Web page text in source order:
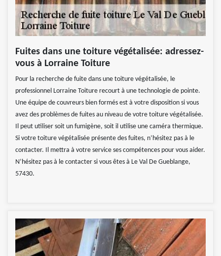
Fuites dans une toiture végétalisée: adressez-
vous à Lorraine Toiture
Pour la recherche de fuite dans une toiture végétalisée, le
professionnel Lorraine Toiture recourt à une technologie de pointe.
Une équipe de couvreurs bien formés est à votre disposition si vous
avez des problèmes de fuites au niveau de votre toiture végétalisée.
Il peut utiliser soit un fumigène, soit il utilise une caméra thermique.
Si votre toiture végétalisée présente des fuites, n’hésitez pas à le
contacter. Il mettra à votre service ses compétences pour vous aider.
N’hésitez pas à le contacter si vous êtes à Le Val De Gueblange,
57430.